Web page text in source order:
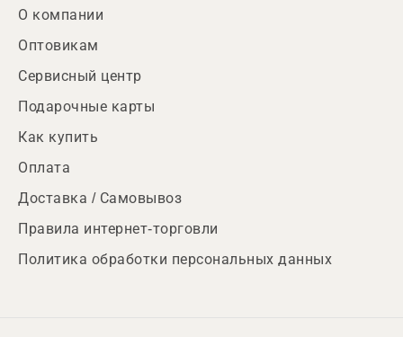
О компании
Оптовикам
Сервисный центр
Подарочные карты
Как купить
Оплата
Доставка / Самовывоз
Правила интернет-торговли
Политика обработки персональных данных